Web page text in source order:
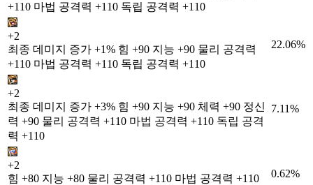
+110 마법 공격력 +110 독립 공격력 +110
+2
최종 데미지 증가 +1% 힘 +90 지능 +90 물리 공격력
+110 마법 공격력 +110 독립 공격력 +110
22.06%
+2
최종 데미지 증가 +3% 힘 +90 지능 +90 체력 +90 정신
력 +90 물리 공격력 +110 마법 공격력 +110 독립 공격
력 +110
7.11%
+2
힘 +80 지능 +80 물리 공격력 +110 마법 공격력 +110
0.62%